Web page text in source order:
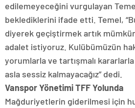
edilemeyeceğini vurgulayan
beklediklerini ifade etti. Temel,
diyerek geçiştirmek artık
adalet istiyoruz. Kulübümüzün
yorumlarla ve tartışmalı
asla sessiz kalmayacağız” dedi.
Vanspor Yönetimi TFF Yolunda
Mağduriyetlerin giderilmesi için